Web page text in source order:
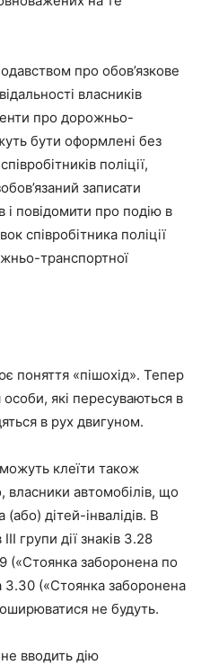
про обов’язкове
власників
про дорожньо-
бути оформлені без
поліції,
записати
і повідомити про подію в
співробітника поліції
транспортної
поняття «пішохід». Тепер
які пересуваються в
в рух двигуном.
можуть клеїти також
власники автомобілів, що
(або) дітей-інвалідів. В
III групи дії знаків 3.28
(«Стоянка заборонена по
3.30 («Стоянка заборонена
не будуть.
вводить дію